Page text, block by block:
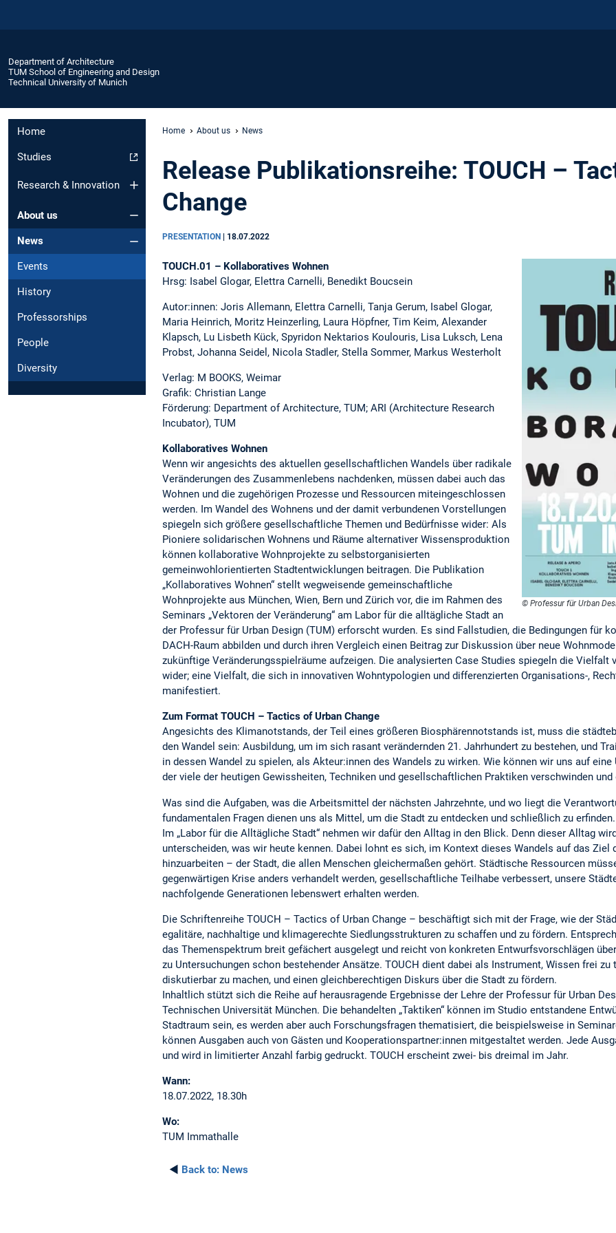
Department of Architecture
TUM School of Engineering and Design
Technical University of Munich
Home
Studies
Research & Innovation
About us
News
Events
History
Professorships
People
Diversity
Home About us News
Release Publikationsreihe: TOUCH –
Change
PRESENTATION | 18.07.2022
© Professur für Urban
TOUCH.01 – Kollaboratives Wohnen
Hrsg: Isabel Glogar, Elettra Carnelli, Benedikt Boucsein
Autor:innen: Joris Allemann, Elettra Carnelli, Tanja Gerum, Isabel Glogar,
Maria Heinrich, Moritz Heinzerling, Laura Höpfner, Tim Keim, Alexander
Klapsch, Lu Lisbeth Kück, Spyridon Nektarios Koulouris, Lisa Luksch, Lena
Probst, Johanna Seidel, Nicola Stadler, Stella Sommer, Markus Westerholt
Verlag: M BOOKS, Weimar
Grafik: Christian Lange
Förderung: Department of Architecture, TUM; ARI (Architecture Research
Incubator), TUM
Kollaboratives Wohnen
Wenn wir angesichts des aktuellen gesellschaftlichen Wandels über radikale
Veränderungen des Zusammenlebens nachdenken, müssen dabei auch das
Wohnen und die zugehörigen Prozesse und Ressourcen miteingeschlossen
werden. Im Wandel des Wohnens und der damit verbundenen Vorstellungen
spiegeln sich größere gesellschaftliche Themen und Bedürfnisse wider: Als
Pioniere solidarischen Wohnens und Räume alternativer Wissensproduktion
können kollaborative Wohnprojekte zu selbstorganisierten
gemeinwohlorientierten Stadtentwicklungen beitragen. Die Publikation
„Kollaboratives Wohnen“ stellt wegweisende gemeinschaftliche
Wohnprojekte aus München, Wien, Bern und Zürich vor, die im Rahmen des
Seminars „Vektoren der Veränderung“ am Labor für die alltägliche Stadt an
der Professur für Urban Design (TUM) erforscht wurden. Es sind Fallstudien, die Bedingungen für
DACH-Raum abbilden und durch ihren Vergleich einen Beitrag zur Diskussion über neue
zukünftige Veränderungsspielräume aufzeigen. Die analysierten Case Studies spiegeln die Vielfalt
wider; eine Vielfalt, die sich in innovativen Wohntypologien und differenzierten Organisations-,
manifestiert.
Zum Format TOUCH – Tactics of Urban Change
Angesichts des Klimanotstands, der Teil eines größeren Biosphärennotstands ist, muss die
den Wandel sein: Ausbildung, um im sich rasant verändernden 21. Jahrhundert zu bestehen, und
in dessen Wandel zu spielen, als Akteur:innen des Wandels zu wirken. Wie können wir uns auf
der viele der heutigen Gewissheiten, Techniken und gesellschaftlichen Praktiken verschwinden
Was sind die Aufgaben, was die Arbeitsmittel der nächsten Jahrzehnte, und wo liegt die
fundamentalen Fragen dienen uns als Mittel, um die Stadt zu entdecken und schließlich zu erfinden.
Im „Labor für die Alltägliche Stadt“ nehmen wir dafür den Alltag in den Blick. Denn dieser Alltag
unterscheiden, was wir heute kennen. Dabei lohnt es sich, im Kontext dieses Wandels auf das Ziel
hinzuarbeiten – der Stadt, die allen Menschen gleichermaßen gehört. Städtische Ressourcen
gegenwärtigen Krise anders verhandelt werden, gesellschaftliche Teilhabe verbessert, unsere
nachfolgende Generationen lebenswert erhalten werden.
Die Schriftenreihe TOUCH – Tactics of Urban Change – beschäftigt sich mit der Frage, wie der
egalitäre, nachhaltige und klimagerechte Siedlungsstrukturen zu schaffen und zu fördern.
das Themenspektrum breit gefächert ausgelegt und reicht von konkreten Entwurfsvorschlägen
zu Untersuchungen schon bestehender Ansätze. TOUCH dient dabei als Instrument, Wissen frei
diskutierbar zu machen, und einen gleichberechtigen Diskurs über die Stadt zu fördern.
Inhaltlich stützt sich die Reihe auf herausragende Ergebnisse der Lehre der Professur für Urban
Technischen Universität München. Die behandelten „Taktiken“ können im Studio entstandene
Stadtraum sein, es werden aber auch Forschungsfragen thematisiert, die beispielsweise in
können Ausgaben auch von Gästen und Kooperationspartner:innen mitgestaltet werden. Jede
und wird in limitierter Anzahl farbig gedruckt. TOUCH erscheint zwei- bis dreimal im Jahr.
Wann:
18.07.2022, 18.30h
Wo:
TUM Immathalle
◄ Back to: News